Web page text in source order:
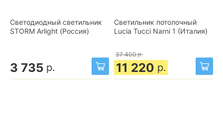
Светодиодный светильник
STORM Arlight (Россия)
3 735 р.
Светильник потолочный
Lucia Tucci Narni 1 (Италия)
37 400 р.
11 220 р.